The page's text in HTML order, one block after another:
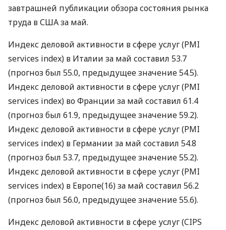
завтрашней публикации обзора состояния рынка
труда в США за май.
Индекс деловой активности в сфере услуг (PMI
services index) в Италии за май составил 53.7
(прогноз был 55.0, предыдущее значение 54.5).
Индекс деловой активности в сфере услуг (PMI
services index) во Франции за май составил 61.4
(прогноз был 61.9, предыдущее значение 59.2).
Индекс деловой активности в сфере услуг (PMI
services index) в Германии за май составил 54.8
(прогноз был 53.7, предыдущее значение 55.2).
Индекс деловой активности в сфере услуг (PMI
services index) в Европе(16) за май составил 56.2
(прогноз был 56.0, предыдущее значение 55.6).
Индекс деловой активности в сфере услуг (CIPS